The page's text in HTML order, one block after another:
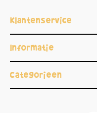
Klantenservice
Informatie
Categorieën